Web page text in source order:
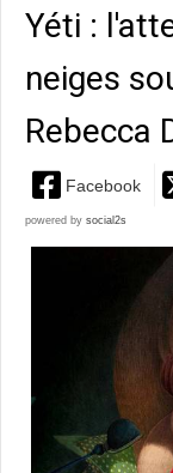
Yéti :
neiges
Rebecca
Facebook
powered by social2s